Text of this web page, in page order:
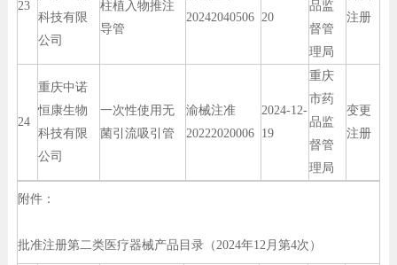
23
科技有限
公司
柱植入物推注
导管
20242040506 20
品监
督管
理局
注册
24
重庆中诺
恒康生物
科技有限
公司
一次性使用无
菌引流吸引管
渝械注准
20222020006
2024-12-
19
重庆
市药
品监
督管
理局
变更
注册
附件：
批准注册第二类医疗器械产品目录（2024年12月第4次）